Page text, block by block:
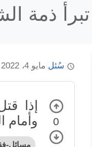
ذمة
سُئل مايو 4، 2022
0
إذا
وأمام
مسائل-